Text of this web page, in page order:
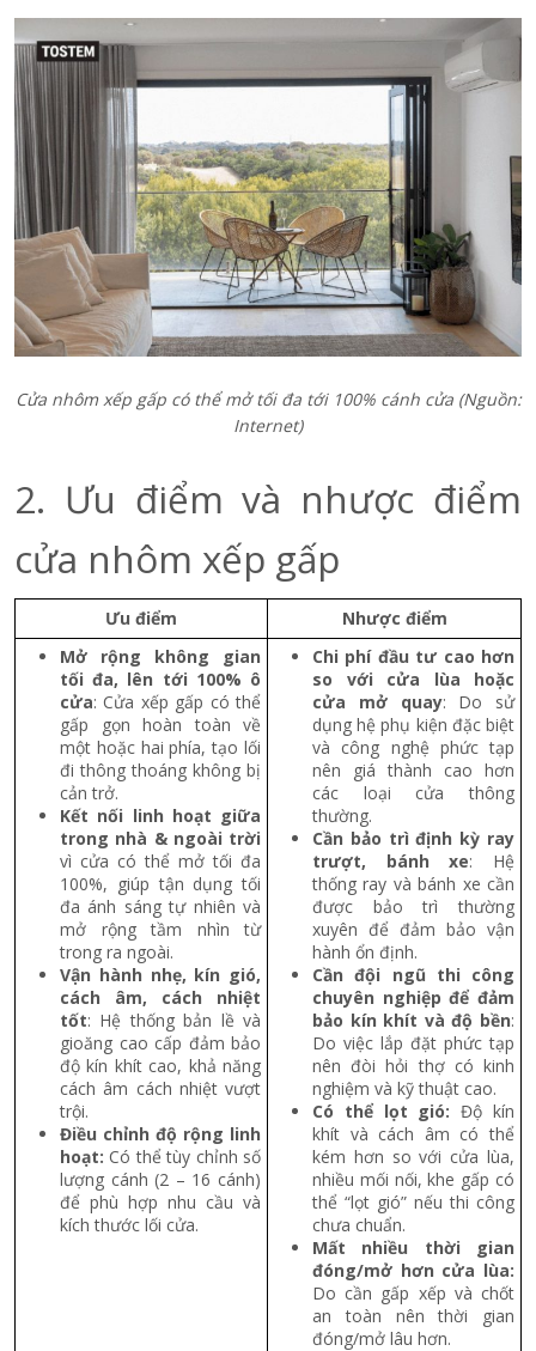
Cửa nhôm xếp gấp có thể mở tối đa tới 100% cánh cửa(Nguồn:
Internet)
2. Ưu điểm và nhược điểm
cửa nhôm xếp gấp
Ưu điểm
Nhược điểm
Mở rộng không gian
tối đa, lên tới 100% ô
cửa: Cửa xếp gấp có thể
gấp gọn hoàn toàn về
một hoặc hai phía, tạo lối
đi thông thoáng không bị
cản trở.
Kết nối linh hoạt giữa
trong nhà & ngoài trời
vì cửa có thể mở tối đa
100%, giúp tận dụng tối
đa ánh sáng tự nhiên và
mở rộng tầm nhìn từ
trong ra ngoài.
Vận hành nhẹ, kín gió,
cách âm, cách nhiệt
tốt: Hệ thống bản lề và
gioăng cao cấp đảm bảo
độ kín khít cao, khả năng
cách âm cách nhiệt vượt
trội.
Điều chỉnh độ rộng linh
hoạt:Có thể tùy chỉnh số
lượng cánh (2 – 16 cánh)
để phù hợp nhu cầu và
kích thước lối cửa.
Chi phí đầu tư cao hơn
so với cửa lùa hoặc
cửa mở quay: Do sử
dụng hệ phụ kiện đặc biệt
và công nghệ phức tạp
nên giá thành cao hơn
các loại cửa thông
thường.
Cần bảo trì định kỳ ray
trượt, bánh xe: Hệ
thống ray và bánh xe cần
được bảo trì thường
xuyên để đảm bảo vận
hành ổn định.
Cần đội ngũ thi công
chuyên nghiệp để đảm
bảo kín khít và độ bền:
Do việc lắp đặt phức tạp
nên đòi hỏi thợ có kinh
nghiệm và kỹ thuật cao.
Có thể lọt gió:Độ kín
khít và cách âm có thể
kém hơn so với cửa lùa,
nhiều mối nối, khe gấp có
thể “lọt gió” nếu thi công
chưa chuẩn.
Mất nhiều thời gian
đóng/mở hơn cửa lùa:
Do cần gấp xếp và chốt
an toàn nên thời gian
đóng/mở lâu hơn.